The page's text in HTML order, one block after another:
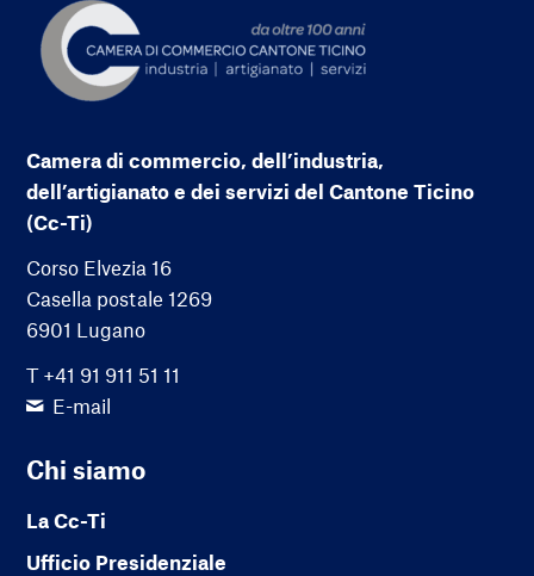
Camera di commercio, dell’industria,
dell’artigianato e dei servizi del Cantone Ticino
(Cc-Ti)
Corso Elvezia 16
Casella postale 1269
6901 Lugano
T +41 91 911 51 11
E-mail
Chi siamo
La Cc-Ti
Ufficio Presidenziale